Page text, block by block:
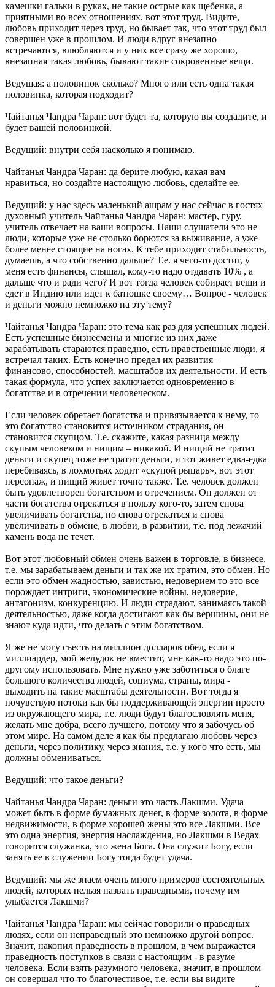
камешки гальки в руках, не такие острые как щебенка, а
приятными во всех отношениях, вот этот труд. Видите,
любовь приходит через труд, но бывает так, что этот труд был
совершен уже в прошлом. И люди вдруг внезапно
встречаются, влюбляются и у них все сразу же хорошо,
внезапная такая любовь, бывают такие сокровенные вещи.
Ведущая: а половинок сколько? Много или есть одна такая
половинка, которая подходит?
Чайтанья Чандра Чаран: вот будет та, которую вы создадите, и
будет вашей половинкой.
Ведущий: внутри себя насколько я понимаю.
Чайтанья Чандра Чаран: да берите любую, какая вам
нравиться, но создайте настоящую любовь, сделайте ее.
Ведущий: у нас здесь маленький ашрам у нас сейчас в гостях
духовный учитель Чайтанья Чандра Чаран: мастер, гуру,
учитель отвечает на ваши вопросы. Наши слушатели это не
люди, которые уже не столько борются за выживание, а уже
более менее стоящие на ногах. К тебе приходит стабильность,
думаешь, а что собственно дальше? Т.е. я чего-то достиг, у
меня есть финансы, слышал, кому-то надо отдавать 10% , а
дальше что и ради чего? И вот тогда человек собирает вещи и
едет в Индию или идет к батюшке своему… Вопрос - человек
и деньги можно немножко на эту тему?
Чайтанья Чандра Чаран: это тема как раз для успешных людей.
Есть успешные бизнесмены и многие из них даже
зарабатывать стараются праведно, есть нравственные люди, я
встречал таких. Есть конечно предел их развития –
финансово, способностей, масштабов их деятельности. И есть
такая формула, что успех заключается одновременно в
богатстве и в отречении человеческом.
Если человек обретает богатства и привязывается к нему, то
это богатство становится источником страдания, он
становится скупцом. Т.е. скажите, какая разница между
скупым человеком и нищим – никакой. И нищий не тратит
деньги и скупец тоже не тратит деньги, и тот живет едва-едва
перебиваясь, в лохмотьях ходит «скупой рыцарь», вот этот
персонаж, и нищий живет точно также. Т.е. человек должен
быть удовлетворен богатством и отречением. Он должен от
части богатства отрекаться в пользу кого-то, затем снова
увеличивать богатства, но снова отрекаться и снова
увеличивать в обмене, в любви, в развитии, т.е. под лежачий
камень вода не течет.
Вот этот любовный обмен очень важен в торговле, в бизнесе,
т.е. мы зарабатываем деньги и так же их тратим, это обмен. Но
если это обмен жадностью, завистью, недоверием то это все
порождает интриги, экономические войны, недоверие,
антагонизм, конкуренцию. И люди страдают, занимаясь такой
деятельностью, даже когда достигают как бы вершины, они не
знают куда идти, что делать с этим богатством.
Я же не могу съесть на миллион долларов обед, если я
миллиардер, мой желудок не вместит, мне как-то надо это по-
другому использовать. Мне нужно уже заботиться о благе
большого количества людей, социума, страны, мира -
выходить на такие масштабы деятельности. Вот тогда я
почувствую потоки как бы поддерживающей энергии просто
из окружающего мира, т.е. люди будут благословлять меня,
желать мне добра, всего лучшего, потому что я забочусь об
этом мире. На самом деле я как бы предлагаю любовь через
деньги, через политику, через знания, т.е. у кого что есть, мы
должны обмениваться.
Ведущий: что такое деньги?
Чайтанья Чандра Чаран: деньги это часть Лакшми. Удача
может быть в форме бумажных денег, в форме золота, в форме
недвижимости, в форме хорошей жены это все Лакшми. Все
это одна энергия, энергия наслаждения, но Лакшми в Ведах
говорится служанка, это жена Бога. Она служит Богу, если
занять ее в служении Богу тогда будет удача.
Ведущий: мы же знаем очень много примеров состоятельных
людей, которых нельзя назвать праведными, почему им
улыбается Лакшми?
Чайтанья Чандра Чаран: мы сейчас говорили о праведных
людях, если он неправедный это немножко другой вопрос.
Значит, накопил праведность в прошлом, в чем выражается
праведность поступков в связи с настоящим - в разуме
человека. Если взять разумного человека, значит, в прошлом
он совершал что-то благочестивое, т.е. если вы видите